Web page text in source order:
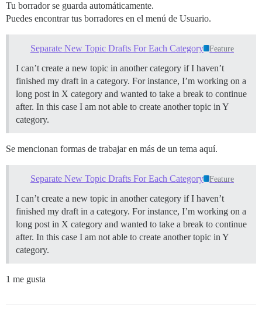
Tu borrador se guarda automáticamente.
Puedes encontrar tus borradores en el menú de Usuario.
Separate New Topic Drafts For Each Category Feature
I can’t create a new topic in another category if I haven’t
finished my draft in a category. For instance, I’m working on a
long post in X category and wanted to take a break to continue
after. In this case I am not able to create another topic in Y
category.
Se mencionan formas de trabajar en más de un tema aquí.
Separate New Topic Drafts For Each Category Feature
I can’t create a new topic in another category if I haven’t
finished my draft in a category. For instance, I’m working on a
long post in X category and wanted to take a break to continue
after. In this case I am not able to create another topic in Y
category.
1 me gusta